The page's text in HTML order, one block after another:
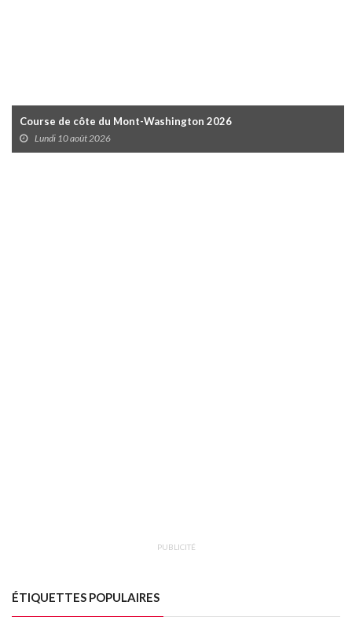
Course de côte du Mont-Washington 2026
Lundi 10 août 2026
PUBLICITÉ
ÉTIQUETTES POPULAIRES